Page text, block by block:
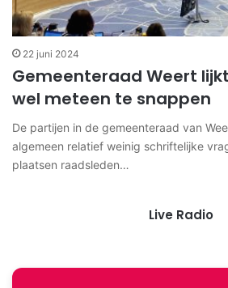
22 juni 2024
Gemeenteraad Weert
wel meteen te snappen
De partijen in de gemeenteraad van
algemeen relatief weinig schriftelijke
plaatsen raadsleden…
Live Radio